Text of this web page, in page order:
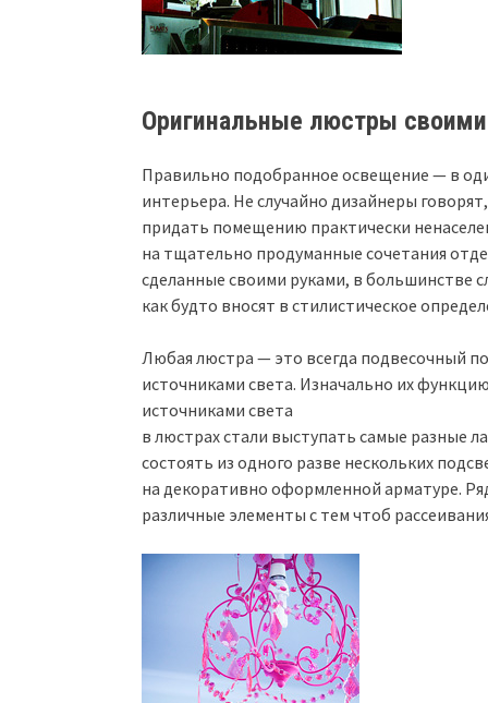
Оригинальные люстры
Правильно подобранное освещение — в
интерьера. Не случайно дизайнеры
придать помещению практически
на тщательно продуманные сочетания
сделанные своими руками, в большинстве
как будто вносят в стилистическое
Любая люстра — это всегда подвесочный
источниками света. Изначально их
источниками света
в люстрах стали выступать самые разные
состоять из одного разве нескольких
на декоративно оформленной арматуре.
различные элементы с тем чтоб